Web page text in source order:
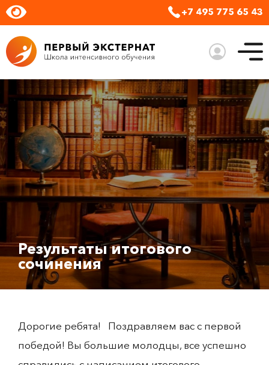
+7 495 775 65 43
Результаты итогового
сочинения
Дорогие ребята! Поздравляем вас с первой
победой! Вы большие молодцы, все успешно